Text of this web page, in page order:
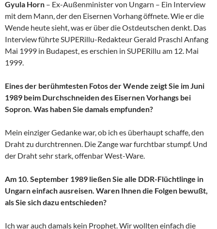
Gyula Horn – Ex-Außenminister von Ungarn – Ein Interview
mit dem Mann, der den Eisernen Vorhang öffnete. Wie er die
Wende heute sieht, was er über die Ostdeutschen denkt. Das
Interview führte SUPERillu-Redakteur Gerald Praschl Anfang
Mai 1999 in Budapest, es erschien in SUPERillu am 12. Mai
1999.
Eines der berühmtesten Fotos der Wende zeigt Sie im Juni
1989 beim Durchschneiden des Eisernen Vorhangs bei
Sopron. Was haben Sie damals empfunden?
Mein einziger Gedanke war, ob ich es überhaupt schaffe, den
Draht zu durchtrennen. Die Zange war furchtbar stumpf. Und
der Draht sehr stark, offenbar West-Ware.
Am 10. September 1989 ließen Sie alle DDR-Flüchtlinge in
Ungarn einfach ausreisen. Waren Ihnen die Folgen bewußt,
als Sie sich dazu entschieden?
Ich war auch damals kein Prophet. Wir wollten einfach die